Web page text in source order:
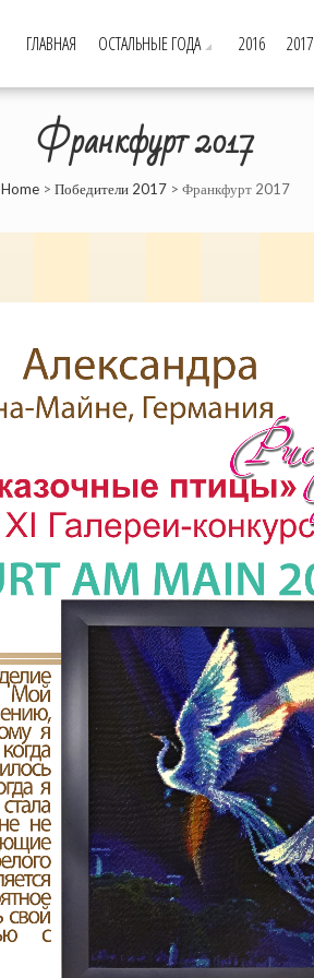
ГЛАВНАЯ ОСТАЛЬНЫЕ ГОДА 2016 2017
Франкфурт 2017
Home> Победители 2017> Франкфурт 2017